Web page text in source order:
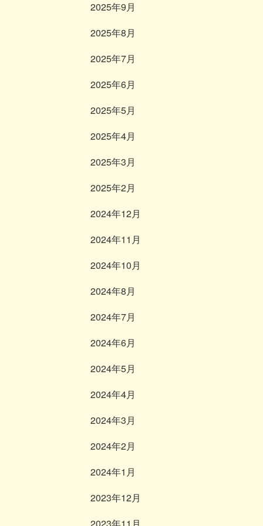
2025年9月
2025年8月
2025年7月
2025年6月
2025年5月
2025年4月
2025年3月
2025年2月
2024年12月
2024年11月
2024年10月
2024年8月
2024年7月
2024年6月
2024年5月
2024年4月
2024年3月
2024年2月
2024年1月
2023年12月
2023年11月